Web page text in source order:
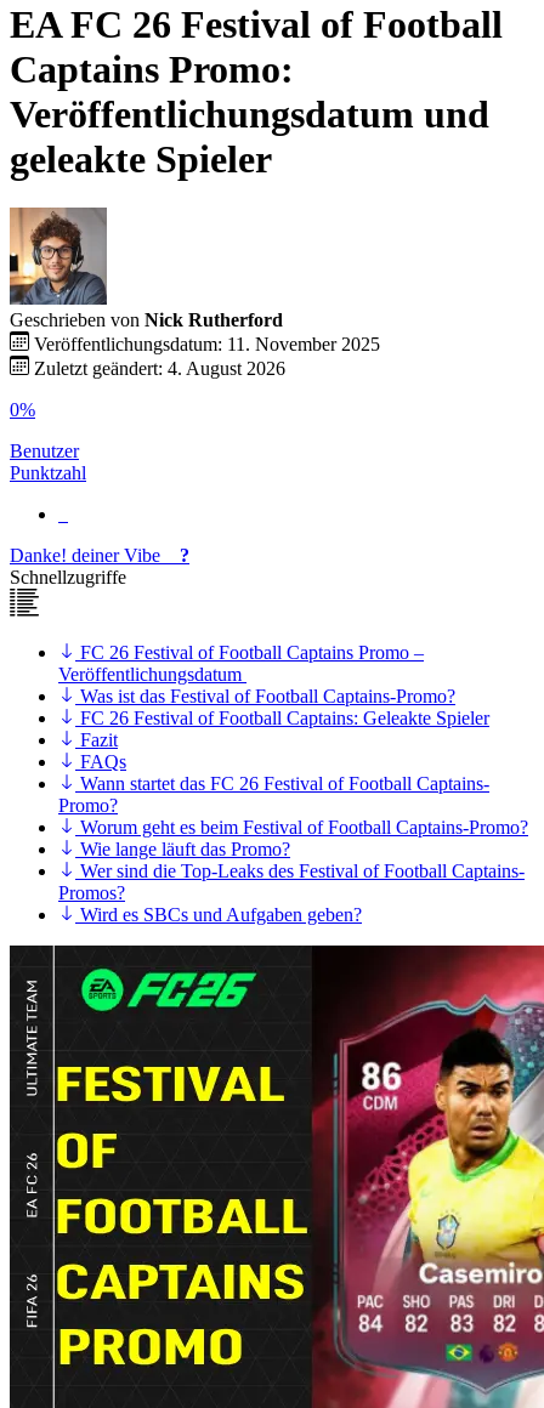
EA FC 26 Festival of Football
Captains Promo:
Veröffentlichungsdatum und
geleakte Spieler
Geschrieben von Nick Rutherford
Veröffentlichungsdatum: 11. November 2025
Zuletzt geändert: 4. August 2026
0%
Benutzer
Punktzahl
Danke! deinerVibe
?
Schnellzugriffe
FC 26 Festival of Football Captains Promo –
Veröffentlichungsdatum
Was ist das Festival of Football Captains-Promo?
FC 26 Festival of Football Captains: Geleakte Spieler
Fazit
FAQs
Wann startet das FC 26 Festival of Football Captains-
Promo?
Worum geht es beim Festival of Football Captains-Promo?
Wie lange läuft das Promo?
Wer sind die Top-Leaks des Festival of Football Captains-
Promos?
Wird es SBCs und Aufgaben geben?